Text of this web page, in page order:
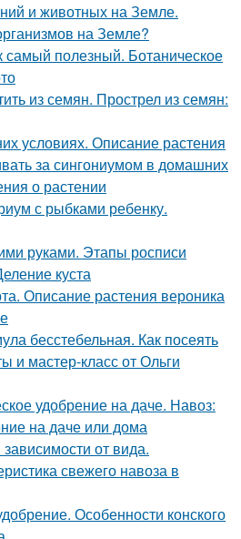
и животных на Земле.
на Земле?
полезный. Ботаническое
из семян. Прострел из семян:
условиях. Описание растения
за сингониумом в домашних
о растении
с рыбками ребенку.
руками. Этапы росписи
куста
Описание растения вероника
бесстебельная. Как посеять
и мастер-класс от Ольги
удобрение на даче. Навоз:
на даче или дома
от вида.
свежего навоза в
Особенности конского